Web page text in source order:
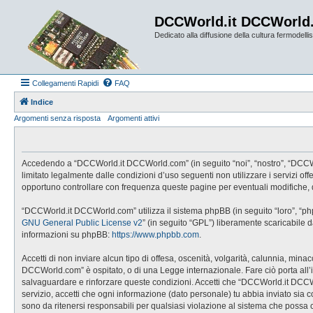
DCCWorld.it
Dedicato alla diffusione della cultura
Collegamenti Rapidi FAQ
Indice
Argomenti senza risposta
Argomenti attivi
Accedendo a “DCCWorld.it DCCWorld.com” (in seguito “noi”, “nostro”,
limitato legalmente dalle condizioni d’uso seguenti non utilizzare i servizi
opportuno controllare con frequenza queste pagine per eventuali
“DCCWorld.it DCCWorld.com” utilizza il sistema phpBB (in seguito “loro”,
GNU General Public License v2” (in seguito “GPL”) liberamente scaricabile
informazioni su phpBB: https://www.phpbb.com.
Accetti di non inviare alcun tipo di offesa, oscenità, volgarità, calunnia,
DCCWorld.com” è ospitato, o di una Legge internazionale. Fare ciò porta
salvaguardare e rinforzare queste condizioni. Accetti che “DCCWorld.it
servizio, accetti che ogni informazione (dato personale) tu abbia inviato sia
sono da ritenersi responsabili per qualsiasi violazione al sistema che possa